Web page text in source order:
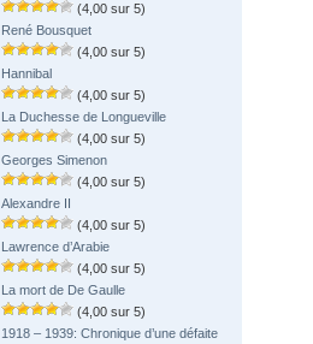
(4,00 sur 5)
René Bousquet
(4,00 sur 5)
Hannibal
(4,00 sur 5)
La Duchesse de Longueville
(4,00 sur 5)
Georges Simenon
(4,00 sur 5)
Alexandre II
(4,00 sur 5)
Lawrence d’Arabie
(4,00 sur 5)
La mort de De Gaulle
(4,00 sur 5)
1918 – 1939: Chronique d’une défaite